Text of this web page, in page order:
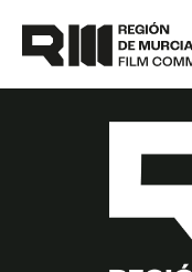
contenido